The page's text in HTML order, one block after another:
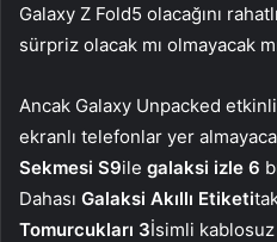
Galaxy Z Fold5 olacağını
sürpriz olacak mı olmayacak
Ancak Galaxy Unpacked
ekranlı telefonlar yer
Sekmesi S9ile galaksi izle 6
Dahası Galaksi Akıllı Etiketi
Tomurcukları 3İsimli